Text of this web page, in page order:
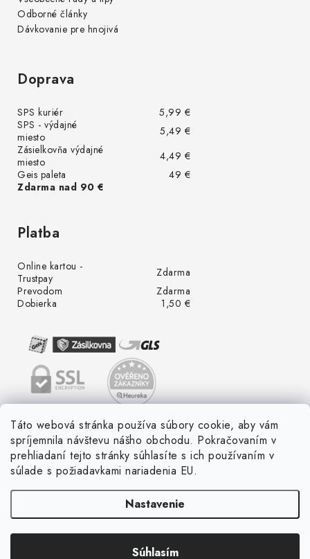
Táto webová stránka používa súbory cookie, aby vám
spríjemnila návštevu nášho obchodu. Pokračovaním v
prehliadaní tejto stránky súhlasíte s ich používaním v
súlade s požiadavkami nariadenia EU.
Nastavenie
Súhlasím
Odborné články
Dávkovanie pre hnojivá
Doprava
SPS kuriér
5,99 €
SPS - výdajné
miesto
5,49 €
Zásielkovňa výdajné
miesto
4,49 €
Geis paleta
49 €
Zdarma nad 90 €
Platba
Online kartou -
Trustpay
Zdarma
Prevodom
Zdarma
Dobierka
1,50 €
LED ME GROW. Všetky práva vyhradené.